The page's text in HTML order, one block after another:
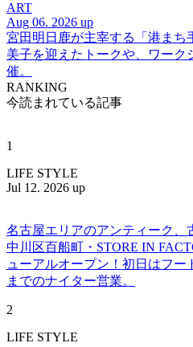
ART
Aug 06. 2026 up
宮田明日鹿が主宰する「港まち
美子を迎えたトークや、ワーク
催。
RANKING
今読まれている記事
1
LIFE STYLE
Jul 12. 2026 up
名古屋エリアのアンティーク、
中川区百船町・STORE IN
ューアルオープン！初日はフ
までのナイター営業。
2
LIFE STYLE